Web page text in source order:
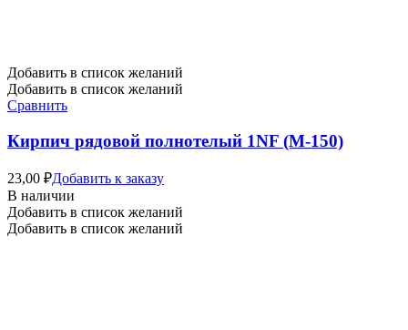
Добавить в список желаний
Добавить в список желаний
Сравнить
Кирпич рядовой полнотелый 1NF (М-150)
23,00 ₽Добавить к заказу
В наличии
Добавить в список желаний
Добавить в список желаний